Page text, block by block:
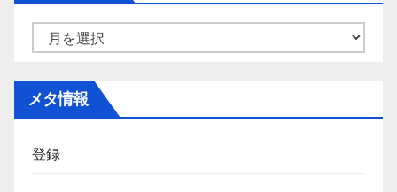
ー
メタ情報
登録